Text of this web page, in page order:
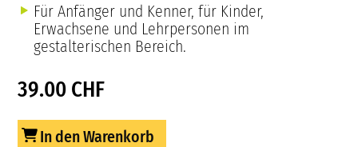
Für Anfänger und Kenner, für Kinder,
Erwachsene und Lehrpersonen im
gestalterischen Bereich.
39.00 CHF
In den Warenkorb